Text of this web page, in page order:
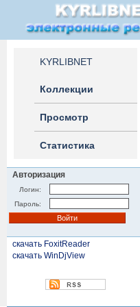
KYRLIBNET
Коллекции
Просмотр
Статистика
Авторизация
Логин:
Пароль:
скачать FoxitReader
скачать WinDjView